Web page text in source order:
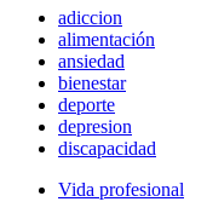
adiccion
alimentación
ansiedad
bienestar
deporte
depresion
discapacidad
Vida profesional